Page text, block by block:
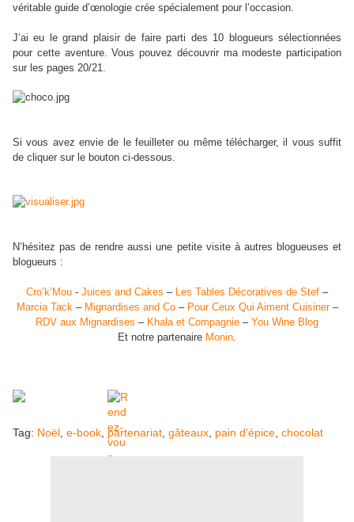
véritable guide d’œnologie crée spécialement pour l’occasion.
J’ai eu le grand plaisir de faire parti des 10 blogueurs sélectionnées
pour cette aventure. Vous pouvez découvrir ma modeste participation
sur les pages 20/21.
Si vous avez envie de le feuilleter ou même télécharger, il vous suffit
de cliquer sur le bouton ci-dessous.
N’hésitez pas de rendre aussi une petite visite à autres blogueuses et
blogueurs :
Cro’k’Mou - Juices and Cakes – Les Tables Décoratives de Stef –
Marcia Tack– Mignardises and Co– Pour Ceux Qui Aiment Cuisiner–
RDV aux Mignardises – Khala et Compagnie – You Wine Blog
Et notre partenaire Monin.
Tag: Noël e-book partenariat gâteaux pain d'épice chocolat